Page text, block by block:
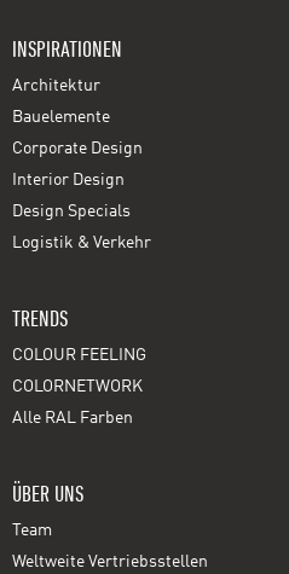
INSPIRATIONEN
Architektur
Bauelemente
Corporate Design
Interior Design
Design Specials
Logistik & Verkehr
TRENDS
COLOUR FEELING
COLORNETWORK
Alle RAL Farben
ÜBER UNS
Team
Weltweite Vertriebsstellen